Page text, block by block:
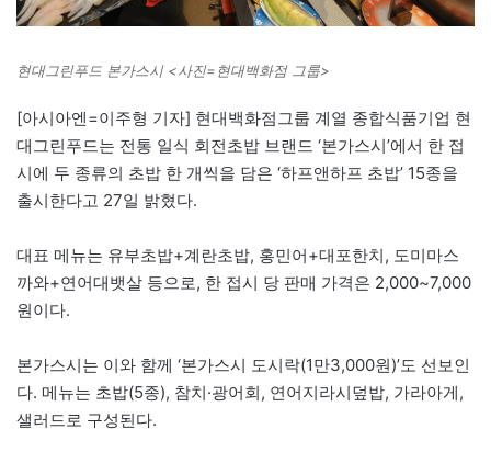
현대그린푸드 본가스시 <사진=현대백화점 그룹>
[아시아엔=이주형 기자] 현대백화점그룹 계열 종합식품기업 현
대그린푸드는 전통 일식 회전초밥 브랜드 ‘본가스시’에서 한 접
시에 두 종류의 초밥 한 개씩을 담은 ‘하프앤하프 초밥’ 15종을
출시한다고 27일 밝혔다.
대표 메뉴는 유부초밥+계란초밥, 홍민어+대포한치, 도미마스
까와+연어대뱃살 등으로, 한 접시 당 판매 가격은 2,000~7,000
원이다.
본가스시는 이와 함께 ‘본가스시 도시락(1만3,000원)’도 선보인
다. 메뉴는 초밥(5종), 참치·광어회, 연어지라시덮밥, 가라아게,
샐러드로 구성된다.